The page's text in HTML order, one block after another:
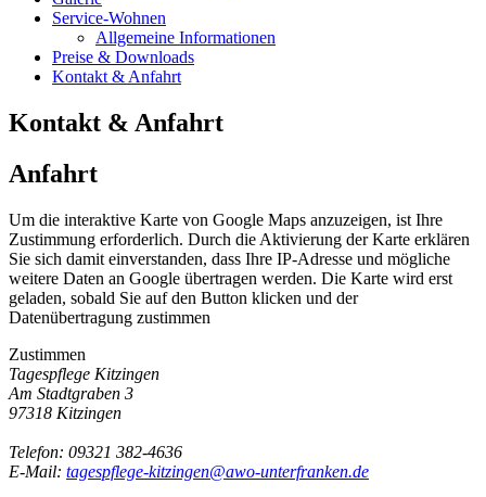
Service-Wohnen
Allgemeine Informationen
Preise & Downloads
Kontakt & Anfahrt
Kontakt & Anfahrt
Anfahrt
Um die interaktive Karte von Google Maps anzuzeigen, ist Ihre
Zustimmung erforderlich. Durch die Aktivierung der Karte erklären
Sie sich damit einverstanden, dass Ihre IP-Adresse und mögliche
weitere Daten an Google übertragen werden. Die Karte wird erst
geladen, sobald Sie auf den Button klicken und der
Datenübertragung zustimmen
Zustimmen
Tagespflege Kitzingen
Am Stadtgraben 3
97318 Kitzingen
Telefon: 09321 382-4636
E-Mail: tagespflege-kitzingen@awo-unterfranken.de